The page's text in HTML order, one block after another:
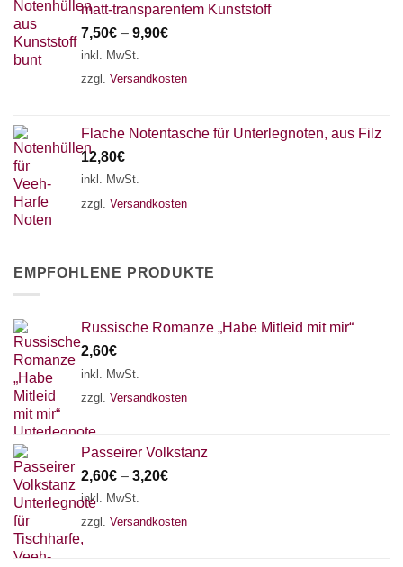
matt-transparentem Kunststoff
7,50€ – 9,90€
inkl. MwSt.
zzgl. Versandkosten
Flache Notentasche für Unterlegnoten, aus Filz
12,80€
inkl. MwSt.
zzgl. Versandkosten
EMPFOHLENE PRODUKTE
Russische Romanze „Habe Mitleid mit mir“
2,60€
inkl. MwSt.
zzgl. Versandkosten
Passeirer Volkstanz
2,60€ – 3,20€
inkl. MwSt.
zzgl. Versandkosten